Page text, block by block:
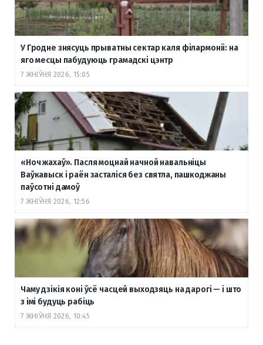
У Гродне знясуць прыватны сектар каля філармоніі: на
яго месцы пабудуюць грамадскі цэнтр
7 ЖНІЎНЯ 2026, 15:05
«Ноч жахаў». Пасля моцнай начной навальніцы
Ваўкавыск і раён засталіся без святла, пашкоджаны
паўсотні дамоў
7 ЖНІЎНЯ 2026, 12:56
Чаму дзікія коні ўсё часцей выходзяць на дарогі — і што
з імі будуць рабіць
7 ЖНІЎНЯ 2026, 10:45